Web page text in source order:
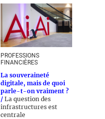
PROFESSIONS
FINANCIÈRES
La souveraineté
digitale, mais de quoi
parle-t-on vraiment ?
/ La question des
infrastructures est
centrale